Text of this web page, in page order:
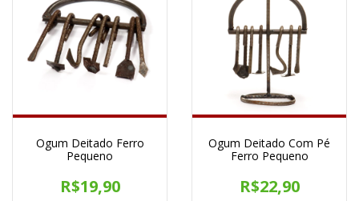
Ogum Deitado Ferro
Pequeno
R$19,90
Ogum Deitado Com Pé
Ferro Pequeno
R$22,90